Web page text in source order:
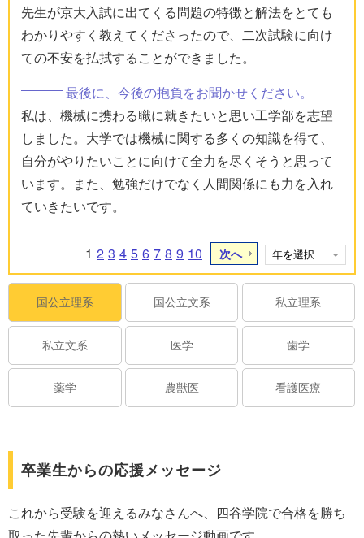
先生が京大入試に出てくる問題の特徴と解法をとても
わかりやすく教えてくださったので、二次試験に向け
ての不安を払拭することができました。
最後に、今後の抱負をお聞かせください。
私は、機械に携わる職に就きたいと思い工学部を志望
しました。大学では機械に関する多くの知識を得て、
自分がやりたいことに向けて全力を尽くそうと思って
います。また、勉強だけでなく人間関係にも力を入れ
ていきたいです。
1 2 3 4 5 6 7 8 9 10 次へ
国公立理系 国公立文系 私立理系
私立文系 医学 歯学
薬学 農獣医 看護医療
卒業生からの応援メッセージ
これから受験を迎えるみなさんへ、四谷学院で合格を勝ち